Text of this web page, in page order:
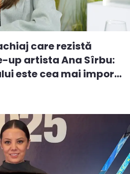
care rezistă
up artista Ana Sîrbu:
este cea mai impor...